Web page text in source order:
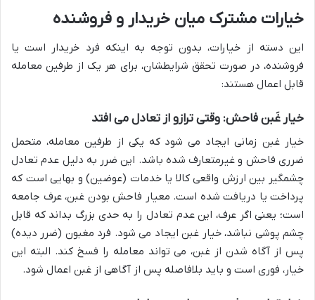
خیارات مشترک میان خریدار و فروشنده
این دسته از خیارات، بدون توجه به اینکه فرد خریدار است یا
فروشنده، در صورت تحقق شرایطشان، برای هر یک از طرفین معامله
قابل اعمال هستند:
خیار غَبن فاحش: وقتی ترازو از تعادل می افتد
خیار غبن زمانی ایجاد می شود که یکی از طرفین معامله، متحمل
ضرری فاحش و غیرمتعارف شده باشد. این ضرر به دلیل عدم تعادل
چشمگیر بین ارزش واقعی کالا یا خدمات (عوضین) و بهایی است که
پرداخت یا دریافت شده است. معیار فاحش بودن غبن، عرف جامعه
است؛ یعنی اگر عرف، این عدم تعادل را به حدی بزرگ بداند که قابل
چشم پوشی نباشد، خیار غبن ایجاد می شود. فرد مغبون (ضرر دیده)
پس از آگاه شدن از غبن، می تواند معامله را فسخ کند. البته این
خیار، فوری است و باید بلافاصله پس از آگاهی از غبن اعمال شود.